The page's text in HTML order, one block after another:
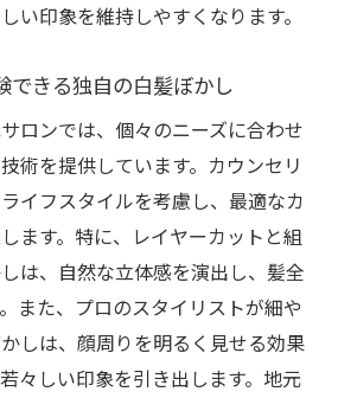
い印象を維持しやすくなります。
できる独自の白髪ぼかし
ロンでは、個々のニーズに合わせ
術を提供しています。カウンセリ
イフスタイルを考慮し、最適なカ
ます。特に、レイヤーカットと組
は、自然な立体感を演出し、髪全
また、プロのスタイリストが細や
しは、顔周りを明るく見せる効果
々しい印象を引き出します。地元